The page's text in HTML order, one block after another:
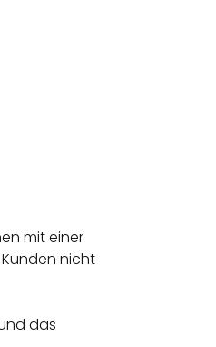
mit einer
nicht
das